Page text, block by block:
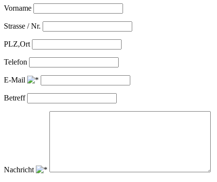
Vorname
Strasse / Nr.
PLZ,Ort
Telefon
E-Mail
Betreff
Nachricht